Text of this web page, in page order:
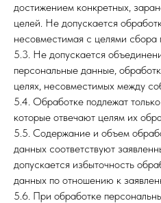
достижением конкретных,
целей. Не допускается
несовместимая с целями
5.3. Не допускается
персональные данные,
целях, несовместимых между
5.4. Обработке подлежат
которые отвечают целям их
5.5. Содержание и объем
данных соответствуют
допускается избыточность
данных по отношению к
5.6. При обработке